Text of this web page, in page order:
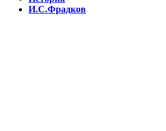
И.С.Фрадков